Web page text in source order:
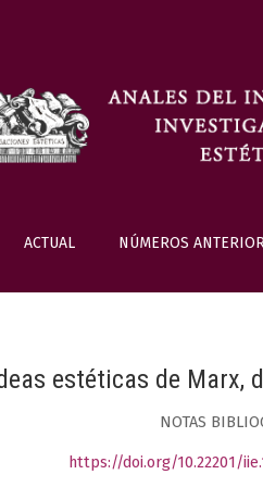
ACTUAL NÚMEROS
estéticas de Marx,
NOTAS
https://doi.org/10.22201/